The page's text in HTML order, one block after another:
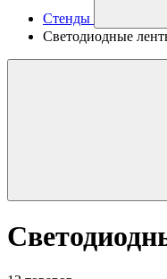
Стенды
Светодиодные